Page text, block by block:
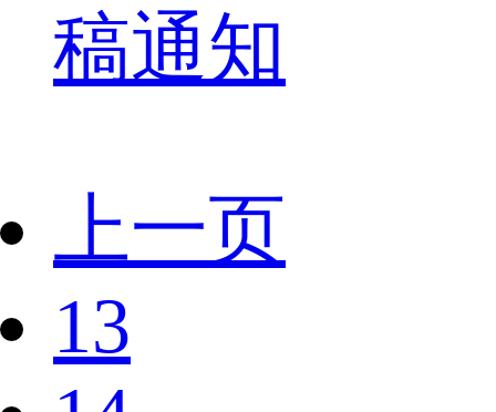
稿通知
上一页
13